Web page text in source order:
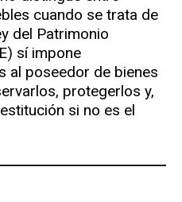
cuando se trata de
del Patrimonio
sí impone
al poseedor de bienes
protegerlos y,
si no es el